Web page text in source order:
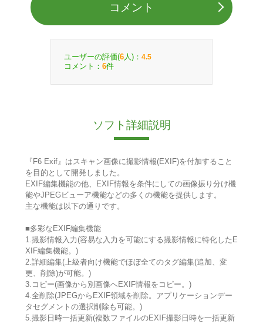
コメント
ユーザーの評価(6 人)： 4.5
コメント： 6件
ソフト詳細説明
『F6 Exif』はスキャン画像に撮影情報(EXIF)を付加すること
を目的として開発しました。
EXIF編集機能の他、EXIF情報を条件にしての画像振り分け機
能やJPEGビューア機能などの多くの機能を提供します。
主な機能は以下の通りです。
■多彩なEXIF編集機能
1.撮影情報入力(容易な入力を可能にする撮影情報に特化したE
XIF編集機能。)
2.詳細編集(上級者向け機能でほぼ全てのタグ編集(追加、変
更、削除)が可能。)
3.コピー(画像から別画像へEXIF情報をコピー。)
4.全削除(JPEGからEXIF領域を削除。アプリケーションデー
タセグメントの選択削除も可能。)
5.撮影日時一括更新(複数ファイルのEXIF撮影日時を一括更新